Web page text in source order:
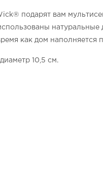
подарят вам
как дом
10,5 см.